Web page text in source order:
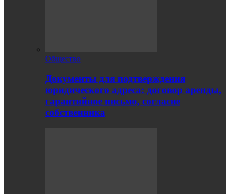
Общество
Документы для подтверждения
юридического адреса: договор аренды,
гарантийное письмо, согласие
собственника